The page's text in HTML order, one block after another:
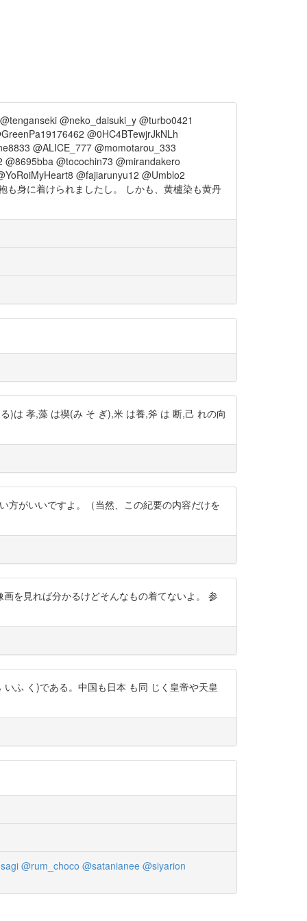
@neko_daisuki_y @turbo0421
@0HC4BTewjrJkNLh
@ALICE_777 @momotarou_333
@tocochin73 @mirandakero
@fajiarunyu12 @Umblo2
身に着けられましたし。 しかも、黄櫨染も黄丹
)は 孝,藻 は禊(み そ ぎ),米 は養,斧 は 断,己 れの向
方がいいですよ。（当然、この紀要の内容だけを
を見れば分かるけどそんなもの着てないよ。 参
ふ く)である。中国も日本 も同 じく皇帝や天皇
@rum_choco @satanianee @siyarion